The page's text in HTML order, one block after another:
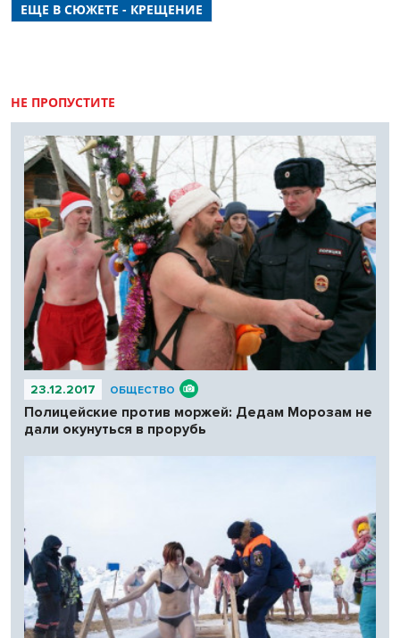
ЕЩЕ В СЮЖЕТЕ - КРЕЩЕНИЕ
НЕ ПРОПУСТИТЕ
23.12.2017 ОБЩЕСТВО
Полицейские против моржей: Дедам Морозам не
дали окунуться в прорубь